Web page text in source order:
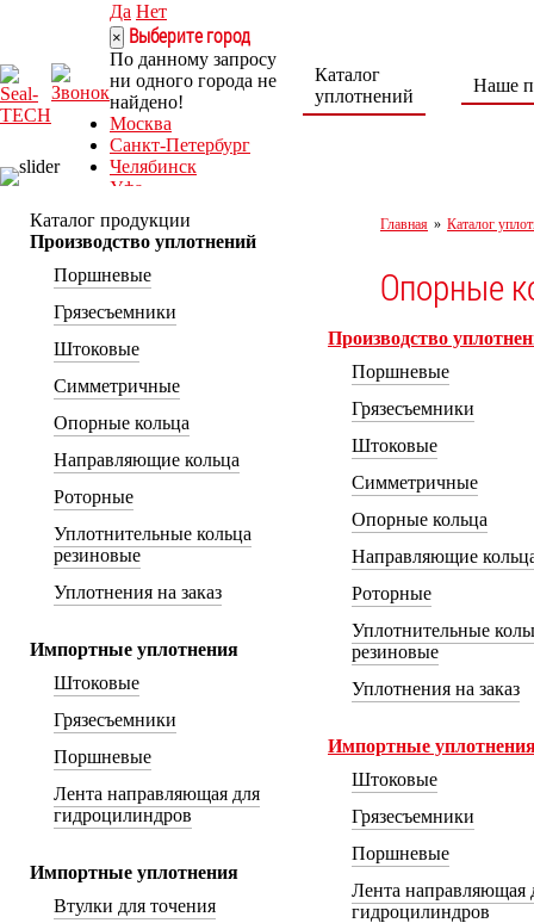
Да Нет
× Выберите город
По данному запросу
ни одного города не
найдено!
Москва
Санкт-Петербург
Челябинск
Уфа
Нижний Тагил
Ростов-на-Дону
8 (800) 222-30-04
seal-tech@mail.ru
Пн-Пт: 9:00 – 18:00
г. Ростов-на-Дону,
Каталог
уплотнений
Наше
Каталог продукции
Производство уплотнений
Поршневые
Грязесъемники
Штоковые
Симметричные
Опорные кольца
Направляющие кольца
Роторные
Уплотнительные кольца
резиновые
Уплотнения на заказ
Импортные уплотнения
Штоковые
Грязесъемники
Поршневые
Лента направляющая для
гидроцилиндров
Импортные уплотнения
Втулки для точения
Главная » Каталог
Опорные
Производство
Поршневые
Грязесъемники
Штоковые
Симметричные
Опорные кольца
Направляющие
Роторные
Уплотнительные
резиновые
Уплотнения на заказ
Импортные
Штоковые
Грязесъемники
Поршневые
Лента направляющая
гидроцилиндров